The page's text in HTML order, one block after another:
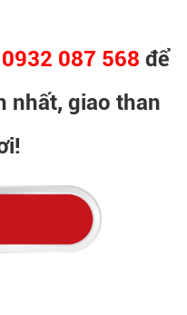
087 568 để
nhất, giao than